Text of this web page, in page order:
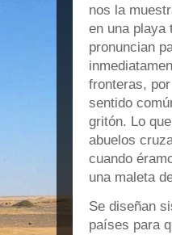
nos la
en una playa
pronuncian
fronteras,
sentido
gritón. Lo
abuelos
cuando
una maleta
Se diseñan
países para